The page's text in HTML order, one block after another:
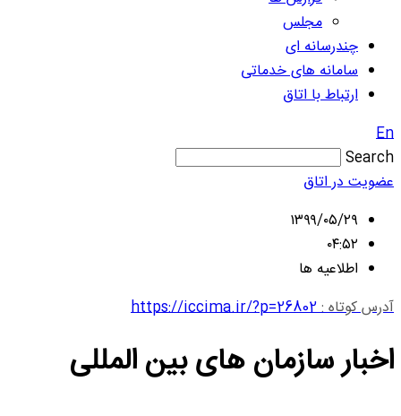
مجلس
چندرسانه ای
سامانه های خدماتی
ارتباط با اتاق
En
Search
عضویت در اتاق
۱۳۹۹/۰۵/۲۹
۰۴:۵۲
اطلاعیه ها
آدرس کوتاه :https://iccima.ir/?p=26802
اخبار سازمان های بین المللی